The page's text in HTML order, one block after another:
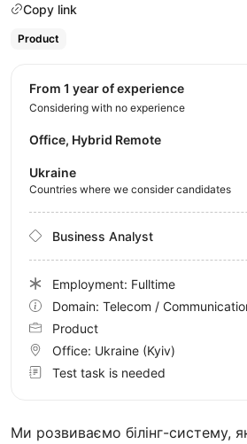
Copy link
Product
Ми розвиваємо білінг-систему,
from 1 year of experience
Considering with no experience
Office, Hybrid Remote
Ukraine
Countries where we consider candidates
Business Analyst
Employment: Fulltime
Domain: Telecom /
Product
Office: Ukraine (Kyiv)
Test task is needed